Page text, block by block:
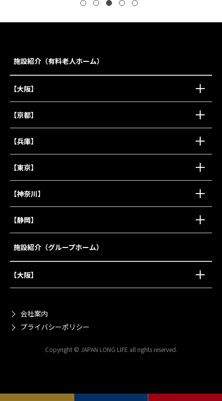
施設紹介（有料老人ホーム）
【大阪】
【京都】
【兵庫】
【東京】
【神奈川】
【静岡】
施設紹介（グループホーム）
【大阪】
会社案内
プライバシーポリシー
Copyright © JAPAN LONG LIFE all rights reserved.